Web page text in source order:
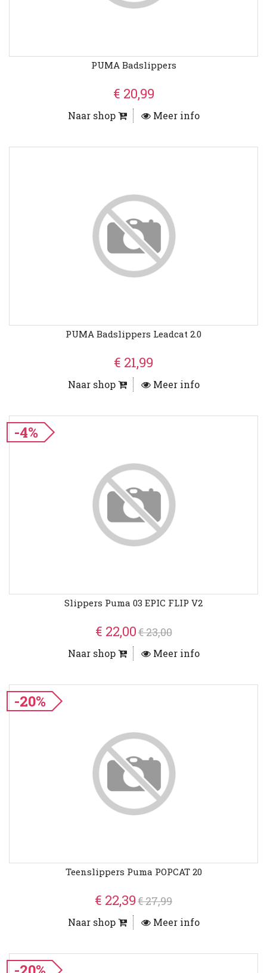
PUMA Badslippers
€ 20,99
Naar shop Meer info
PUMA Badslippers Leadcat 2.0
€ 21,99
Naar shop Meer info
-4%
Slippers Puma 03 EPIC FLIP V2
€ 22,00€ 23,00
Naar shop Meer info
-20%
Teenslippers Puma POPCAT 20
€ 22,39€ 27,99
Naar shop Meer info